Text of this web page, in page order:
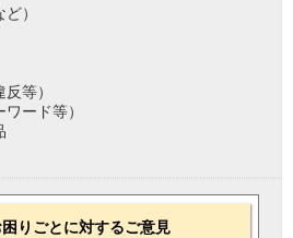
）
等）
ード等）
りごとに対するご意見